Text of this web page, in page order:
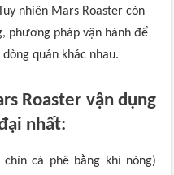
nhiên Mars Roaster còn
phương pháp vận hành để
quán khác nhau.
Roaster vận dụng
nhất:
cà phê bằng khí nóng)